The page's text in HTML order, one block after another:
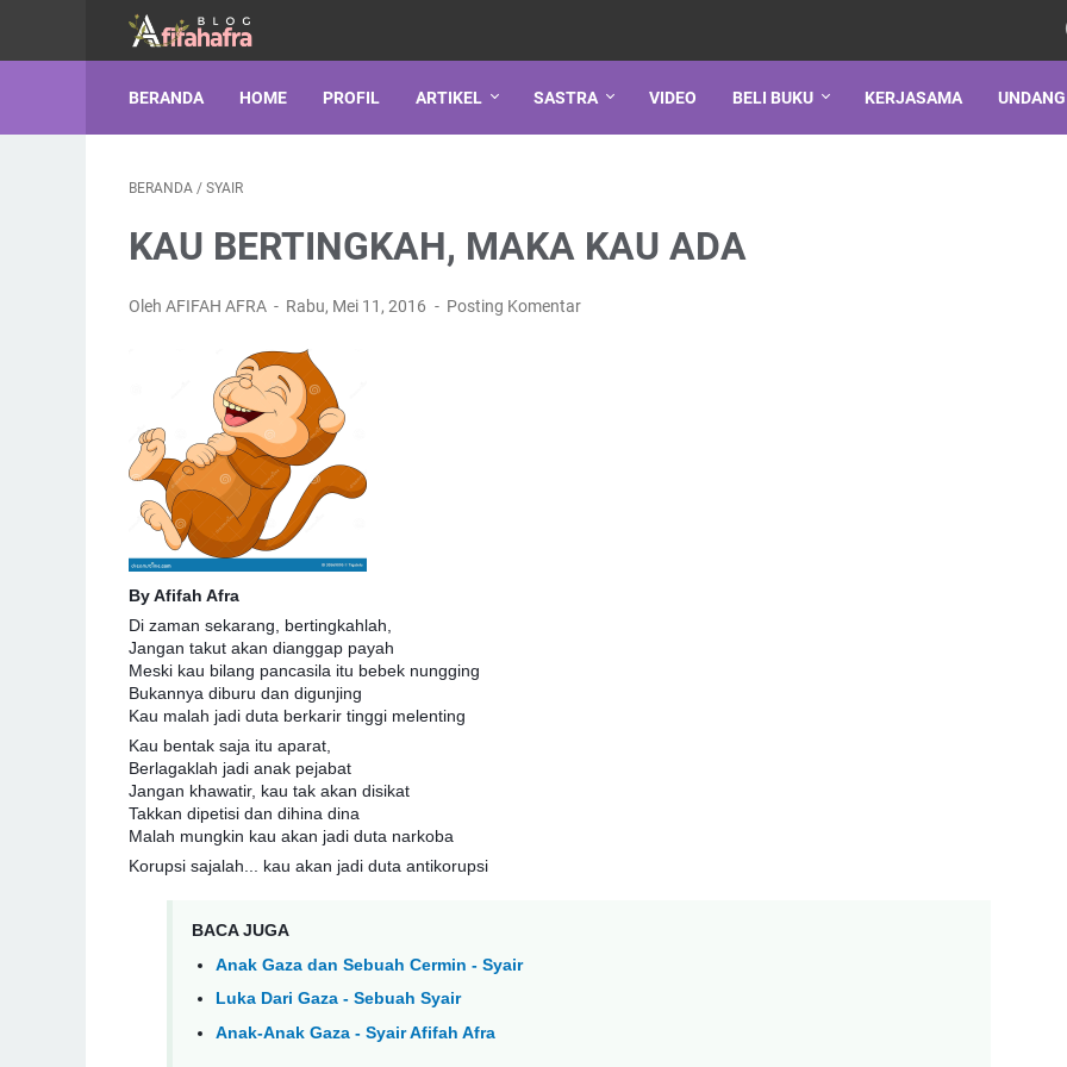
BERANDA HOME PROFIL ARTIKEL SASTRA VIDEO BELI BUKU KERJASAMA
BERANDA / SYAIR
KAU BERTINGKAH, MAKA KAU ADA
Oleh AFIFAH AFRA Rabu, Mei 11, 2016 Posting Komentar
By Afifah Afra
Di zaman sekarang, bertingkahlah,
Jangan takut akan dianggap payah
Meski kau bilang pancasila itu bebek nungging
Bukannya diburu dan digunjing
Kau malah jadi duta berkarir tinggi melenting
Kau bentak saja itu aparat,
Berlagaklah jadi anak pejabat
Jangan khawatir, kau tak akan disikat
Takkan dipetisi dan dihina dina
Malah mungkin kau akan jadi duta narkoba
Korupsi sajalah... kau akan jadi duta antikorupsi
BACA JUGA
Anak Gaza dan Sebuah Cermin - Syair
Luka Dari Gaza - Sebuah Syair
Anak-Anak Gaza - Syair Afifah Afra